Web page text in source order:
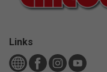
Links